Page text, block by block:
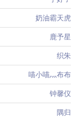
奶油霸天虎
鹿予星
织朱
喵小喵灬布布
钟馨仪
隅归